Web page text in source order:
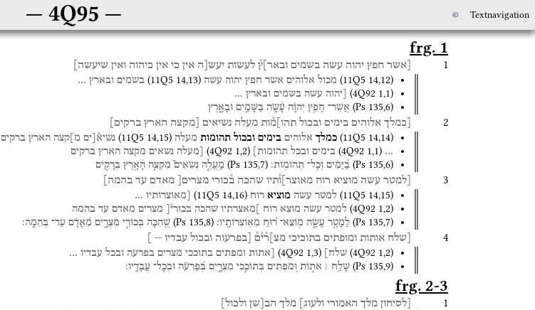
4Q95 © Textnavigation
frg. 1
1 [אשר חפץ יהוה עשה בשמים ובאר]ץ֯ לעשות יעש[ה אין כי אין כיהוה ואין שיעשה]
(11Q5 14,12) מכול אלוהים אשר חפץ יהוה עשה (11Q5 14,13) בשמים ובארץ …
(4Q92 1,1) [יהוה עשה בשמים ובארץ …
(Ps 135,6) אֲשֶׁר־ חָפֵ֥ץ יְהוָ֗ה עָ֫שָׂ֥ה בַּשָּׁמַ֥יִם וּבָאָ֑רֶץ
2 [כמלך אלוהים בימים ובכול תהו]מ֯ות מעלה נשיאים [מקצה הארץ ברקים]
(11Q5 14,14) כמלך אלוהים בימים ובכול תהומות מעלה (11Q5 14,15) נשיא֯[ים מ]קצה הארץ ברקים
…
(4Q92 1,1) בימים ובכל תהומות] (4Q92 1,2) [מעלה נשאים מקצה הארץ ברקים
(Ps 135,6) בַּ֝יַּמִּ֗ים וְכָל־ תְּהוֹמֽוֹת׃ (Ps 135,7) מַֽעֲלֶ֣ה נְשִׂאִים֮ מִקְצֵ֢ה הָ֫אָ֥רֶץ בְּרָקִ֣ים
3 [למטר עשה מוציא רוח מאוצר]ו֯תיו שהכה ב֯כורי מצרים[ מאדם עד בהמה]
(11Q5 14,15) למטר עשה מוציא רוח (11Q5 14,16) [מאוצרותיו …
(4Q92 1,2) למטר עשה מוצא רוח ]מאצרתיו שהכה בכורי֯[ מצרים מאדם עד בהמה
(Ps 135,7) לַמָּטָ֣ר עָשָׂ֑ה מֽוֹצֵא־ ר֝וּחַ מֵאֽוֹצְרוֹתָֽיו׃ (Ps 135,8) שֶֽׁ֭הִכָּה בְּכוֹרֵ֣י מִצְרָ֑יִם מֵ֝אָדָ֗ם עַד־ בְּהֵמָֽה׃
4 [שלח אותות ומופתים בתוכיכי מצ]ר֯י֯ם֯ [בפרעוה ובכול עבדיו --
(4Q92 1,2) שלח] (4Q92 1,3) [אתות ומפתים בתוככי מצרים בפרעה ובכל עבדיו …
(Ps 135,9) שָׁלַ֤ח ׀ אֹת֣וֹת וּ֭מֹפְתִים בְּתוֹכֵ֣כִי מִצְרָ֑יִם בְּ֝פַרְעֹ֗ה וּבְכָל־ עֲבָדָֽיו׃
frg. 2-3
1 [לסיחון מלך האמורי ולעוג] מלך הב[שן ולכול]